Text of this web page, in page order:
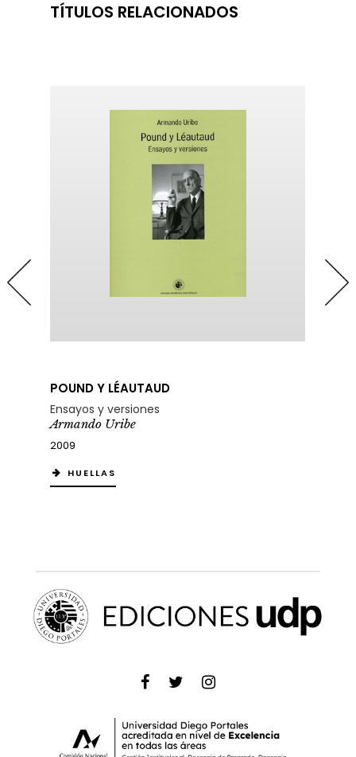
TÍTULOS RELACIONADOS
POUND Y LÉAUTAUD
Ensayos y versiones
Armando Uribe
2009
HUELLAS